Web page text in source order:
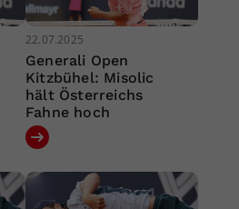
22.07.2025
Generali Open
Kitzbühel: Misolic
hält Österreichs
Fahne hoch